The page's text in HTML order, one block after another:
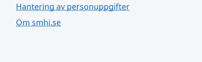
Hantering av personuppgifter
Om smhi.se